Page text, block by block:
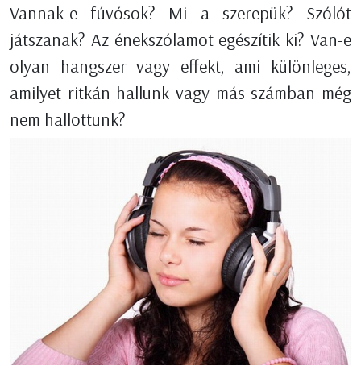
Vannak-e fúvósok? Mi a szerepük? Szólót
játszanak? Az énekszólamot egészítik ki? Van-e
olyan hangszer vagy effekt, ami különleges,
amilyet ritkán hallunk vagy más számban még
nem hallottunk?